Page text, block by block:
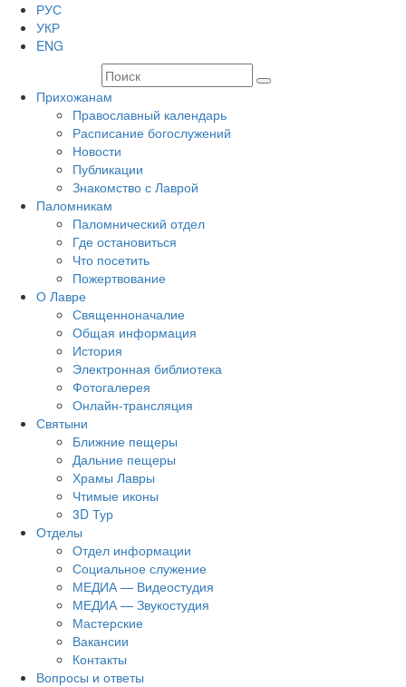
РУС
УКР
ENG
Прихожанам
Православный календарь
Расписание богослужений
Новости
Публикации
Знакомство с Лаврой
Паломникам
Паломнический отдел
Где остановиться
Что посетить
Пожертвование
О Лавре
Священноначалие
Общая информация
История
Электронная библиотека
Фотогалерея
Онлайн-трансляция
Святыни
Ближние пещеры
Дальние пещеры
Храмы Лавры
Чтимые иконы
3D Тур
Отделы
Отдел информации
Социальное служение
МЕДИА — Видеостудия
МЕДИА — Звукостудия
Мастерские
Вакансии
Контакты
Вопросы и ответы